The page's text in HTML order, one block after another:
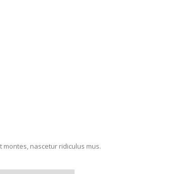
nascetur ridiculus mus.